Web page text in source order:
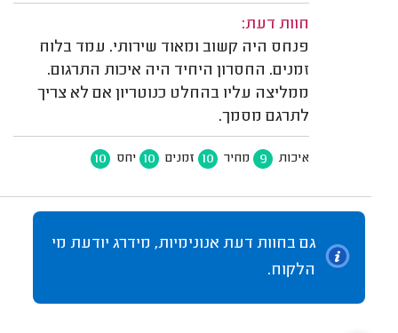
חוות דעת:
פנחס היה קשוב ומאוד שירותי. עמד בלוח
זמנים. החסרון היחיד היה איכות התרגום.
ממליצה עליו בהחלט כנוטריון אם לא צריך
לתרגם מסמך.
איכות 9 מחיר 10 זמנים 10 יחס 10
גם בחוות דעת אנונימיות, מידרג יודעת מי
הלקוח.